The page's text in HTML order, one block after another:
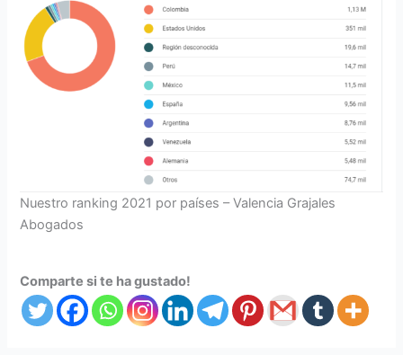
Nuestro ranking 2021 por países – Valencia Grajales
Abogados
Comparte si te ha gustado!